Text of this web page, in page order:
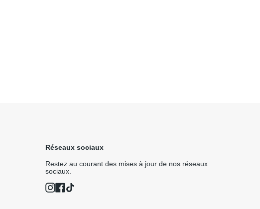
Réseaux sociaux
Restez au courant des mises à jour de nos réseaux
sociaux.
Instagram
Facebook